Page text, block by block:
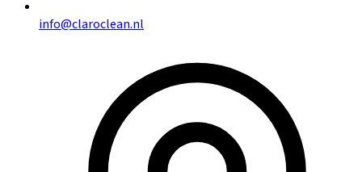
info@claroclean.nl